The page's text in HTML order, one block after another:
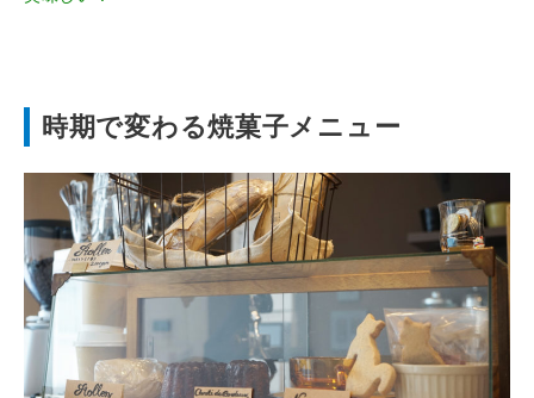
時期で変わる焼菓子メニュー